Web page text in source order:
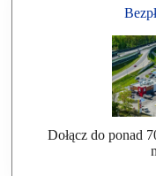
Dołącz do ponad